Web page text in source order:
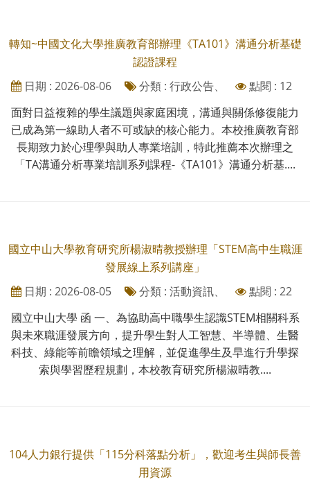
轉知~中國文化大學推廣教育部辦理《TA101》溝通分析基礎
認證課程
日期 : 2026-08-06
分類 : 行政公告、
點閱 : 12
面對日益複雜的學生議題與家庭困境，溝通與關係修復能力
已成為第一線助人者不可或缺的核心能力。本校推廣教育部
長期致力於心理學與助人專業培訓，特此推薦本次辦理之
「TA溝通分析專業培訓系列課程-《TA101》溝通分析基....
國立中山大學教育研究所楊淑晴教授辦理「STEM高中生職涯
發展線上系列講座」
日期 : 2026-08-05
分類 : 活動資訊、
點閱 : 22
國立中山大學 函 一、為協助高中職學生認識STEM相關科系
與未來職涯發展方向，提升學生對人工智慧、半導體、生醫
科技、綠能等前瞻領域之理解，並促進學生及早進行升學探
索與學習歷程規劃，本校教育研究所楊淑晴教....
104人力銀行提供「115分科落點分析」，歡迎考生與師長善
用資源